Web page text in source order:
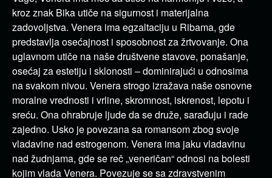
kroz znak Bika utiče na sigurnost i materijalna
zadovoljstva. Venera ima egzaltaciju u Ribama, gde
predstavlja osećajnost i sposobnost za žrtvovanje. Ona
uglavnom utiče na naše društvene stavove, ponašanje,
osećaj za estetiju i sklonosti – dominirajući u odnosima
na svakom nivou. Venera strogo izražava naše osnovne
moralne vrednosti i vrline, skromnost, iskrenost, lepotu i
sreću. Ona ohrabruje ljude da se druže, sarađuju i rade
zajedno. Usko je povezana sa romansom zbog svoje
vladavine nad estrogenom. Venera ima jaku vladavinu
nad žudnjama, gde se reč „veneričan“ odnosi na bolesti
kojim vlada Venera. Povezuje se sa zdravstvenim